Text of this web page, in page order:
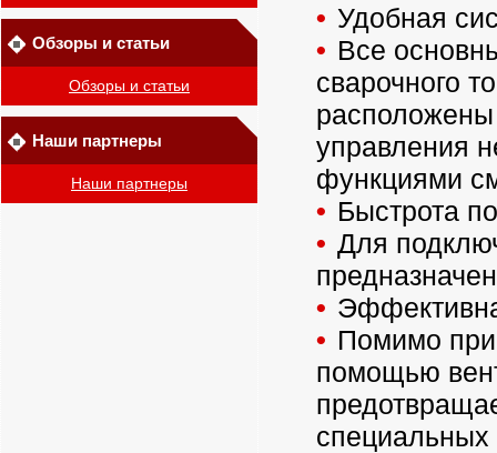
Обзоры и статьи
Обзоры и статьи
Наши партнеры
Наши партнеры
Удобная
Все
сварочного
расположены
управления
функциями
Быстрота
Для
Помимо
помощью
специальных